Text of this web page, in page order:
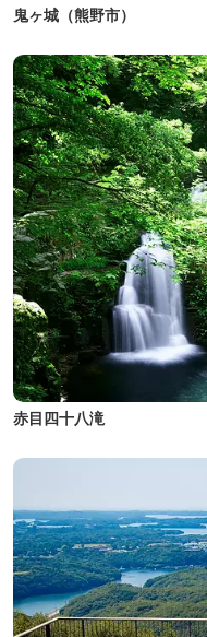
鬼ヶ城（熊野市）
赤目四十八滝